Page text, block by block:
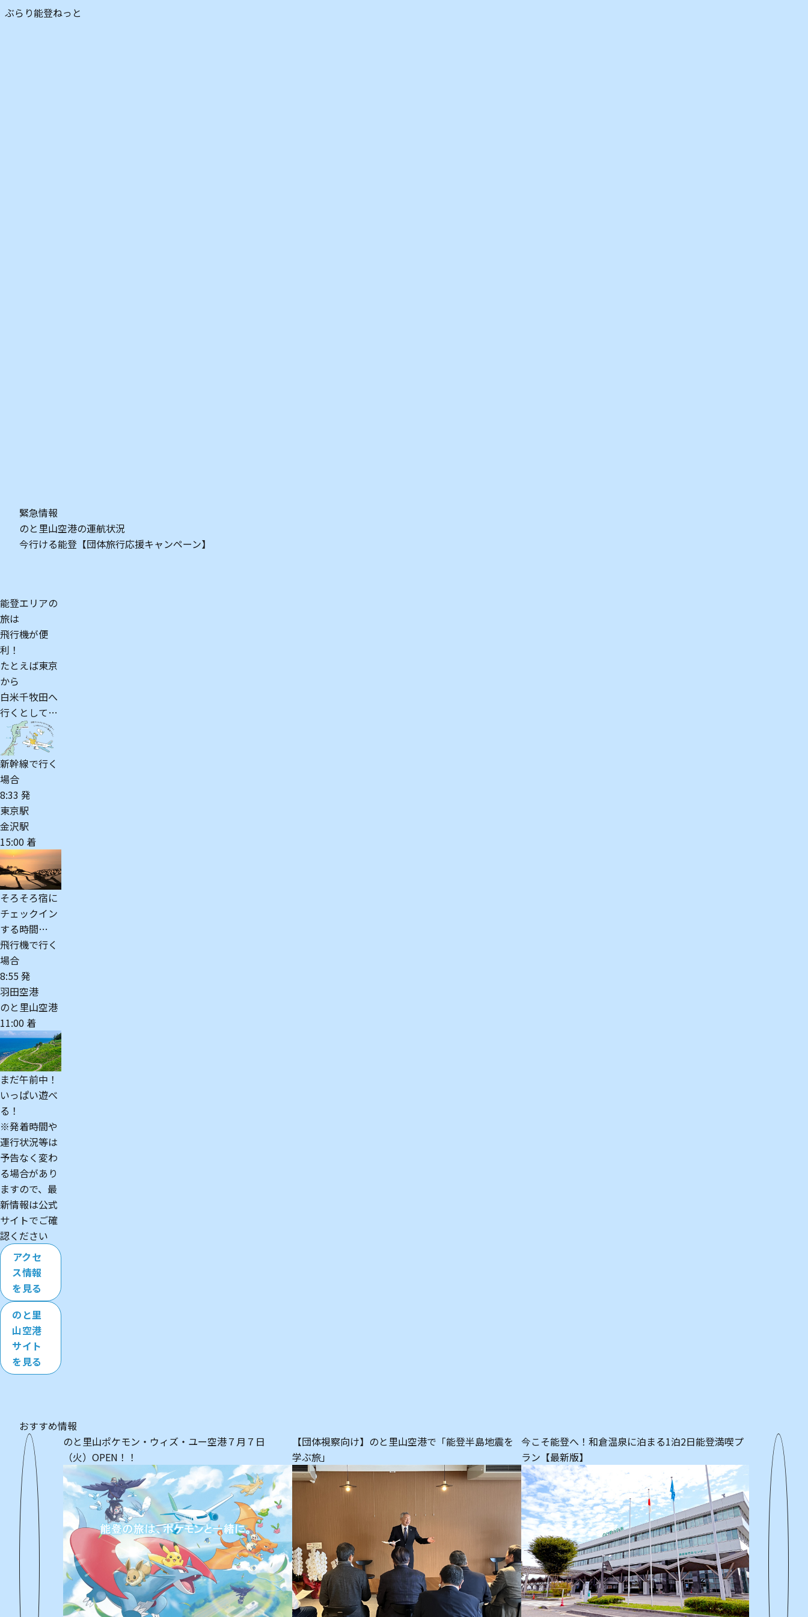
ぶらり能登ねっと
緊急情報
のと里山空港の運航状況
今行ける能登【団体旅行応援キャンペーン】
能登エリアの
旅は
飛行機が便
利！
たとえば東京
から
白米千牧田へ
行くとして…
新幹線で行く
場合
8:33 発
東京駅
金沢駅
15:00 着
そろそろ宿に
チェックイン
する時間…
飛行機で行く
場合
8:55 発
羽田空港
のと里山空港
11:00 着
まだ午前中！
いっぱい遊べ
る！
※発着時間や
運行状況等は
予告なく変わ
る場合があり
ますので、最
新情報は公式
サイトでご確
認ください
アクセ
ス情報
を見る
のと里
山空港
サイト
を見る
おすすめ情報
のと里山ポケモン・ウィズ・ユー空港７月７日
（火）OPEN！！
【団体視察向け】のと里山空港で「能登半島地震を
学ぶ旅」
今こそ能登へ！和倉温泉に泊まる1泊2日能登満喫プ
ラン【最新版】
能登でおい
詳細を見る